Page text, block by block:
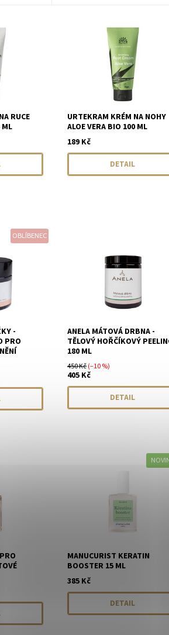
RUCE
URTEKRAM KRÉM NA NOHY
ALOE VERA BIO 100 ML
189 Kč
DETAIL
OBLÍBENEC
-
PRO
ANELA MÁTOVÁ DRBNA -
TĚLOVÝ HOŘČÍKOVÝ
180 ML
450 Kč(–10 %)
405 Kč
DETAIL
MANUCURIST KERATIN
BOOSTER 15 ML
385 Kč
DETAIL